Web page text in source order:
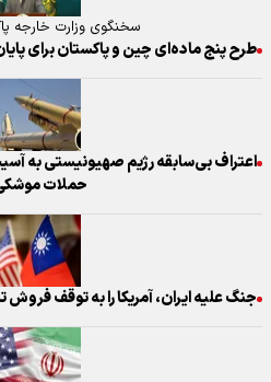
سخنگوی وزارت خارجه
طرح پنج ماده‌ای چین و پاکستان برای
اعتراف بی‌سابقه رژیم صهیونیستی به
حملات موشکی
جنگ علیه ایران، آمریکا را به توقف